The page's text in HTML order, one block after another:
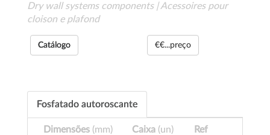
Dry wall systems components | Acessoires pour
cloison e plafond
Catálogo €€...preço
Fosfatado autoroscante
Dimensões (mm)
Caixa (un)
Ref